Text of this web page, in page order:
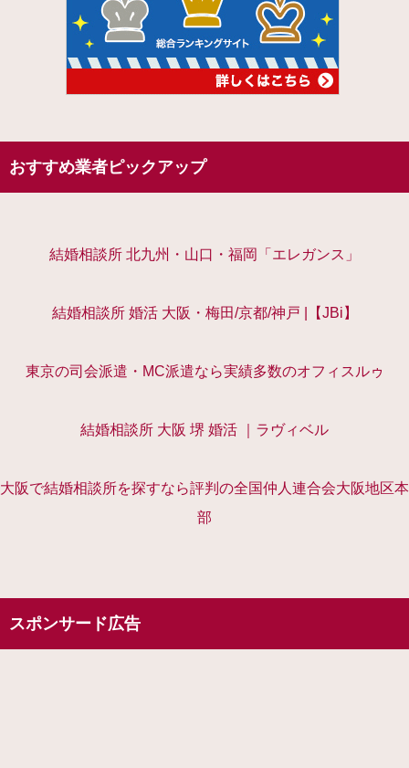
おすすめ業者ピックアップ
結婚相談所 北九州・山口・福岡「エレガンス」
結婚相談所 婚活 大阪・梅田/京都/神戸 |【JBi】
東京の司会派遣・MC派遣なら実績多数のオフィスルゥ
結婚相談所 大阪 堺 婚活 ｜ラヴィベル
大阪で結婚相談所を探すなら評判の全国仲人連合会大阪地区本
部
スポンサード広告